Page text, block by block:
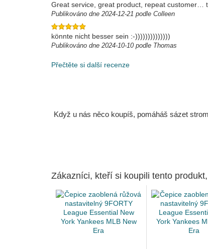
Great service, great product, repeat customer…
Publikováno dne 2024-12-21 podle Colleen
könnte nicht besser sein :-))))))))))))))
Publikováno dne 2024-10-10 podle Thomas
Přečtěte si další recenze
Když u nás něco koupíš, pomáháš sázet
Zákazníci, kteří si koupili tento